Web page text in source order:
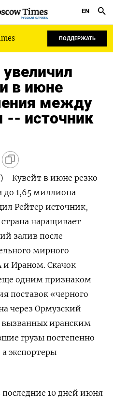
РУССКАЯ СЛУЖБА
EN
ПОДДЕРЖАТЬ
в июне
между
источник
Кувейт в июне резко
до 1,65 ‌миллиона
Рейтер источник,
наращивает
​залив ​после
⁠мирного
Ираном. Скачок
одним признаком
поставок «черного
через Ормузский
вызванных иранским
грузы постепенно
экспортеры
10 дней июня